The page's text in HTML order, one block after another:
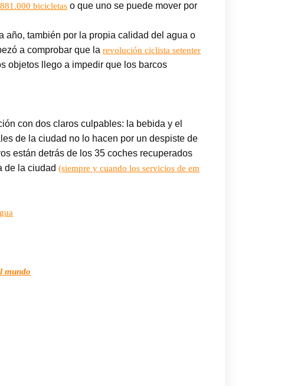
881.000 bicicletas o que uno se puede mover por
año, también por la propia calidad del agua o
a comprobar que la revolución ciclista setenter
objetos llego a impedir que los barcos
con dos claros culpables: la bebida y el
de la ciudad no lo hacen por un despiste de
están detrás de los 35 coches recuperados
de la ciudad (siempre y cuando los servicios de em
mundo